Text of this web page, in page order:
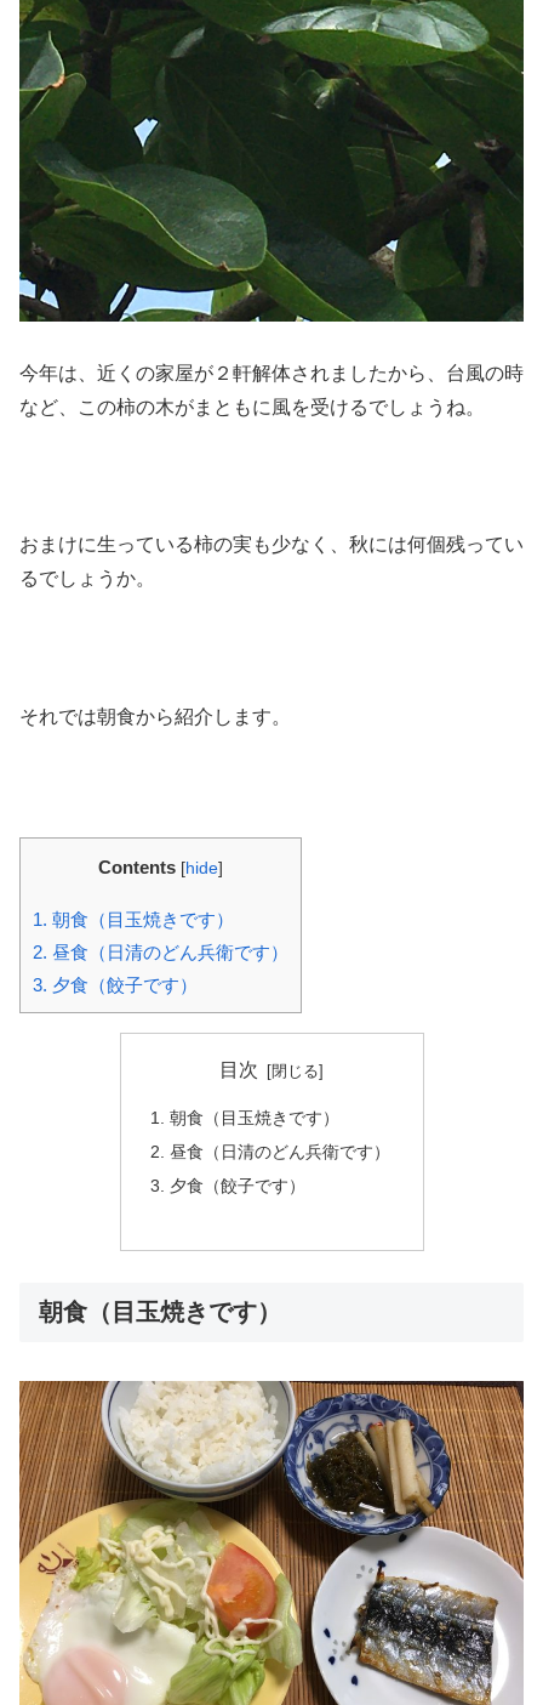
今年は、近くの家屋が２軒解体されましたから、台風の時
など、この柿の木がまともに風を受けるでしょうね。
おまけに生っている柿の実も少なく、秋には何個残ってい
るでしょうか。
それでは朝食から紹介します。
Contents [hide]
1. 朝食（目玉焼きです）
2. 昼食（日清のどん兵衛です）
3. 夕食（餃子です）
目次
朝食（目玉焼きです）
昼食（日清のどん兵衛です）
夕食（餃子です）
朝食（目玉焼きです）